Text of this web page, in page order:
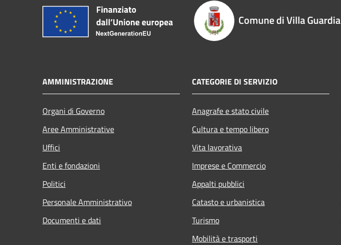
Comune di Villa Guardia
AMMINISTRAZIONE
Organi di Governo
Aree Amministrative
Uffici
Enti e fondazioni
Politici
Personale Amministrativo
Documenti e dati
CATEGORIE DI SERVIZIO
Anagrafe e stato civile
Cultura e tempo libero
Vita lavorativa
Imprese e Commercio
Appalti pubblici
Catasto e urbanistica
Turismo
Mobilità e trasporti